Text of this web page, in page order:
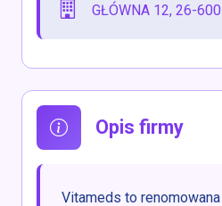
GŁÓWNA 12, 26-
Opis firmy
Vitameds to